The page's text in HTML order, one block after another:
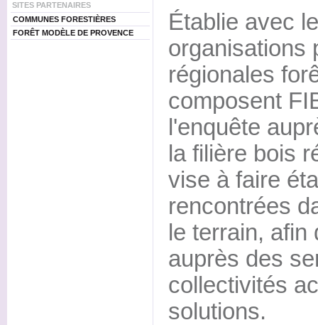
SITES PARTENAIRES
COMMUNES FORESTIÈRES
FORÊT MODÈLE DE PROVENCE
Établie avec
organisations
régionales
composent
l'enquête
la filière bois
vise à faire
rencontrées
le terrain,
auprès des
collectivités
solutions.